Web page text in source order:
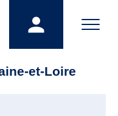
et-Loire